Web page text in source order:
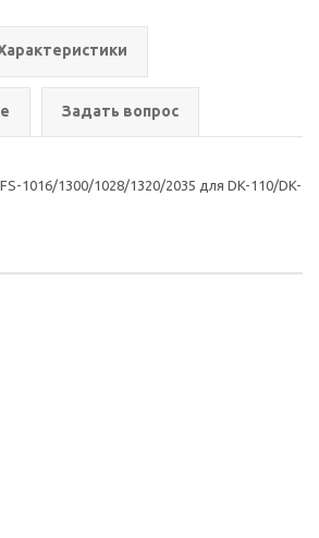
Задать вопрос
1016/1300/1028/1320/2035 для DK-110/DK-